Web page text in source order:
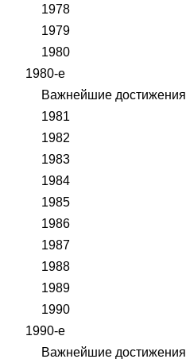
1978
1979
1980
1980-е
Важнейшие достижения
1981
1982
1983
1984
1985
1986
1987
1988
1989
1990
1990-е
Важнейшие достижения